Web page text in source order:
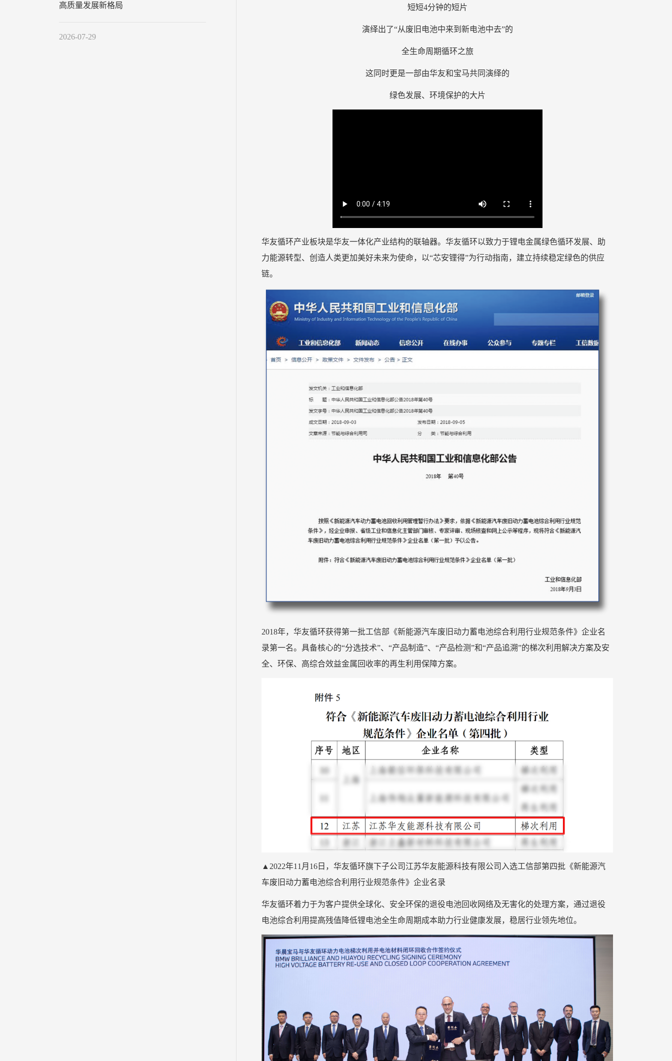
高质量发展新格局
2026-07-29
短短4分钟的短片
演绎出了“从废旧电池中来到新电池中去”的
全生命周期循环之旅
这同时更是一部由华友和宝马共同演绎的
绿色发展、环境保护的大片
华友循环产业板块是华友一体化产业结构的联轴器。华友循环以致力于锂电金属绿色循环发展、助
力能源转型、创造人类更加美好未来为使命，以“芯安锂得”为行动指南，建立持续稳定绿色的供应
链。
2018年，华友循环获得第一批工信部《新能源汽车废旧动力蓄电池综合利用行业规范条件》企业名
录第一名。具备核心的“分选技术”、“产品制造”、“产品检测”和“产品追溯”的梯次利用解决方案及安
全、环保、高综合效益金属回收率的再生利用保障方案。
▲2022年11月16日，华友循环旗下子公司江苏华友能源科技有限公司入选工信部第四批《新能源汽
车废旧动力蓄电池综合利用行业规范条件》企业名录
华友循环着力于为客户提供全球化、安全环保的退役电池回收网络及无害化的处理方案，通过退役
电池综合利用提高残值降低锂电池全生命周期成本助力行业健康发展，稳居行业领先地位。